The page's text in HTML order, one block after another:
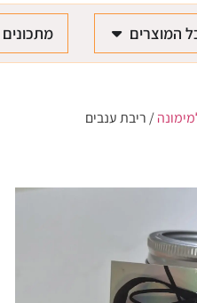
המוצרים מתכונים
/ ריבת ענבים